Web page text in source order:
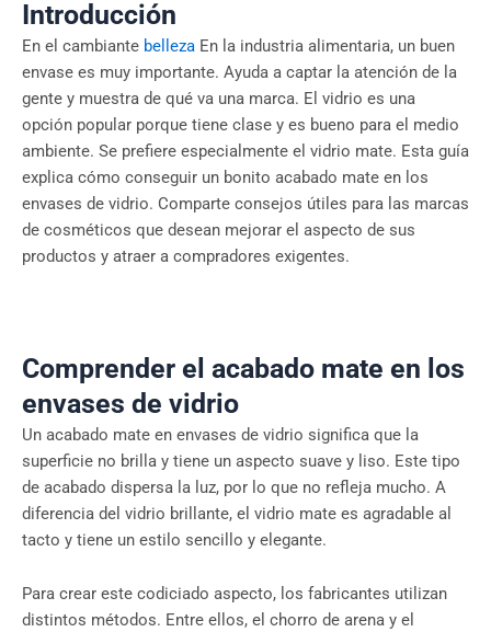
Introducción
En el cambiante belleza En la industria alimentaria, un buen
envase es muy importante. Ayuda a captar la atención de la
gente y muestra de qué va una marca. El vidrio es una
opción popular porque tiene clase y es bueno para el medio
ambiente. Se prefiere especialmente el vidrio mate. Esta guía
explica cómo conseguir un bonito acabado mate en los
envases de vidrio. Comparte consejos útiles para las marcas
de cosméticos que desean mejorar el aspecto de sus
productos y atraer a compradores exigentes.
Comprender el acabado mate en los
envases de vidrio
Un acabado mate en envases de vidrio significa que la
superficie no brilla y tiene un aspecto suave y liso. Este tipo
de acabado dispersa la luz, por lo que no refleja mucho. A
diferencia del vidrio brillante, el vidrio mate es agradable al
tacto y tiene un estilo sencillo y elegante.
Para crear este codiciado aspecto, los fabricantes utilizan
distintos métodos. Entre ellos, el chorro de arena y el